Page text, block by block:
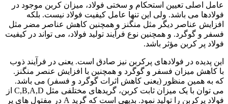
عامل اصلی تعیین استحکام و سختی فولاد، میزان کربن موجود در
فولادها می باشد. ولی این تنها عامل کیفیت فولاد نیست. بلکه
افزایش عناصر دیگر مثل منگنز و همچنین کاهش عناصر مضر مثل
فسفر و گوگرد. و همچنین نوع فرآیند تولید فولاد، می تواند در کیفیت
فولاد پر کربن مؤثر باشد.
این پدیده در فولادهای پرکربن نیز صادق است. یعنی در فرآیند ذوب
با کاهش میزان فسفر و گوگرد و همچنین با افزایش عنصر منگنز.
که به همین منظور (یعنی کاهش اثرات گوگرد و فسفر) می باشد.
می توان با یک میزان ثابت کربن، گریدهای مختلفی مثل C,B,A,D از
فولاد پرکربن را تولید نمود. بدیهی است که گرید A در مفتول های پر